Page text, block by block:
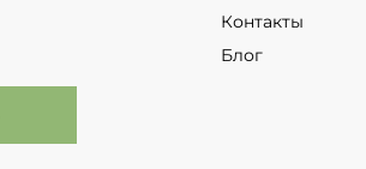
Контакты
Блог